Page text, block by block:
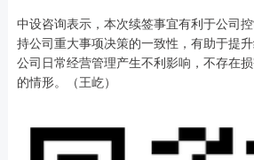
中设咨询表示，本次续签事宜有利于公司
持公司重大事项决策的一致性，有助于提
公司日常经营管理产生不利影响，不存在
的情形。（王屹）